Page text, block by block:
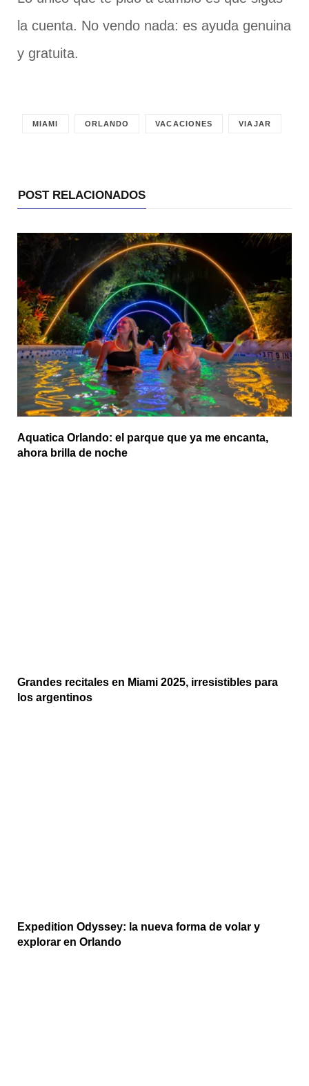
la cuenta. No vendo nada: es ayuda genuina
y gratuita.
MIAMI ORLANDO VACACIONES VIAJAR
POST RELACIONADOS
Aquatica Orlando: el parque que ya me encanta,
ahora brilla de noche
Grandes recitales en Miami 2025, irresistibles para
los argentinos
Expedition Odyssey: la nueva forma de volar y
explorar en Orlando